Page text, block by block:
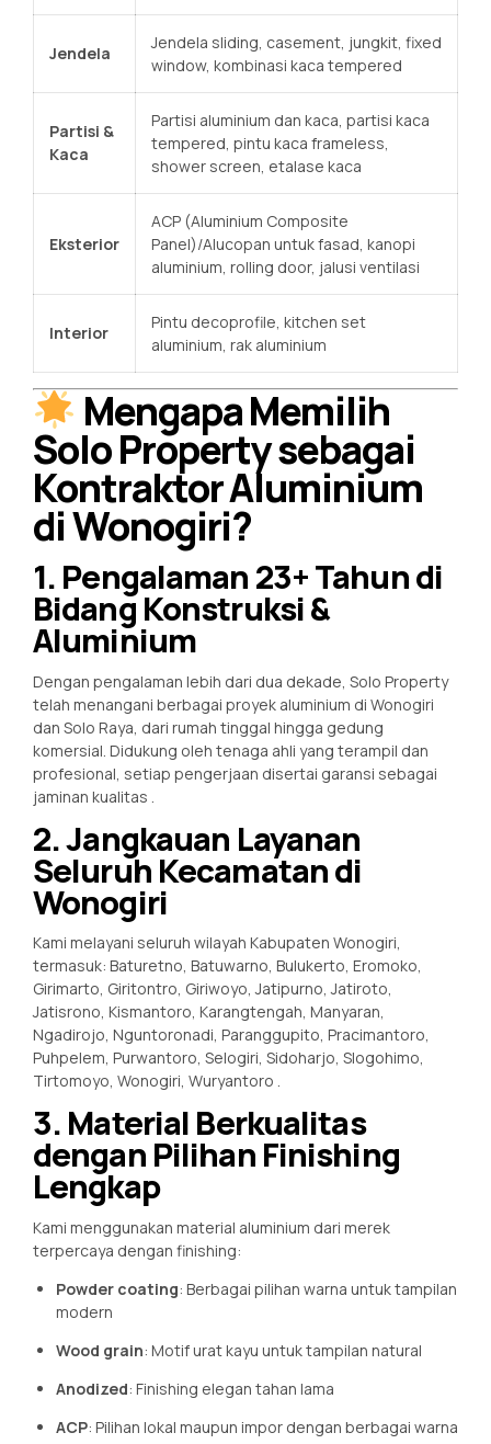
Jendela
Jendela sliding, casement, jungkit, fixed
window, kombinasi kaca tempered
Partisi &
Kaca
Partisi aluminium dan kaca, partisi kaca
tempered, pintu kaca frameless,
shower screen, etalase kaca
Eksterior
ACP (Aluminium Composite
Panel)/Alucopan untuk fasad, kanopi
aluminium, rolling door, jalusi ventilasi
Interior
Pintu decoprofile, kitchen set
aluminium, rak aluminium
Mengapa Memilih
Solo Property sebagai
Kontraktor Aluminium
di Wonogiri?
1. Pengalaman 23+ Tahun di
Bidang Konstruksi &
Aluminium
Dengan pengalaman lebih dari dua dekade, Solo Property
telah menangani berbagai proyek aluminium di Wonogiri
dan Solo Raya, dari rumah tinggal hingga gedung
komersial. Didukung oleh tenaga ahli yang terampil dan
profesional, setiap pengerjaan disertai garansi sebagai
jaminan kualitas
2. Jangkauan Layanan
Seluruh Kecamatan di
Wonogiri
Kami melayani seluruh wilayah Kabupaten Wonogiri,
termasuk: Baturetno, Batuwarno, Bulukerto, Eromoko,
Girimarto, Giritontro, Giriwoyo, Jatipurno, Jatiroto,
Jatisrono, Kismantoro, Karangtengah, Manyaran,
Ngadirojo, Nguntoronadi, Paranggupito, Pracimantoro,
Puhpelem, Purwantoro, Selogiri, Sidoharjo, Slogohimo,
Tirtomoyo, Wonogiri, Wuryantoro .
3. Material Berkualitas
dengan Pilihan Finishing
Lengkap
Kami menggunakan material aluminium dari merek
terpercaya dengan finishing:
Powder coating: Berbagai pilihan warna untuk tampilan
modern
Wood grain: Motif urat kayu untuk tampilan natural
Anodized: Finishing elegan tahan lama
ACP: Pilihan lokal maupun impor dengan berbagai warna